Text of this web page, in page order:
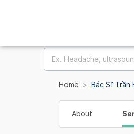
Home Bác Sĩ Trần
About